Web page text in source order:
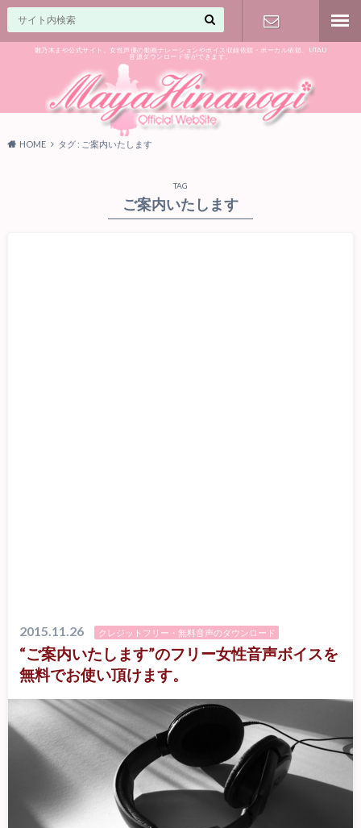
雛乃木まや公式サイト。女性声優の動画ナレーションやボイス収録依頼・ボーカル依頼、UTAU
音源ダウンロード等ができます。
気軽に♪
HOME タグ : ご案内いたします
TAG
ご案内いたします
2015.11.26 クレジットフリー・無料音声のダウンロード
“ご案内いたします”のフリー女性音声ボイスを
無料でお使い頂けます。